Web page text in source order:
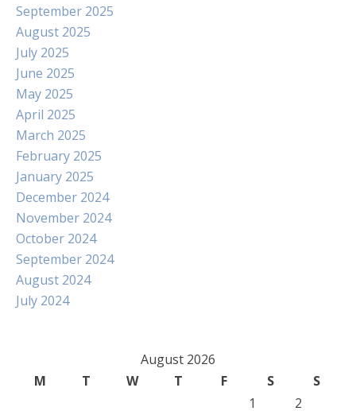
September 2025
August 2025
July 2025
June 2025
May 2025
April 2025
March 2025
February 2025
January 2025
December 2024
November 2024
October 2024
September 2024
August 2024
July 2024
August 2026
M
T W T F S
S
1
2